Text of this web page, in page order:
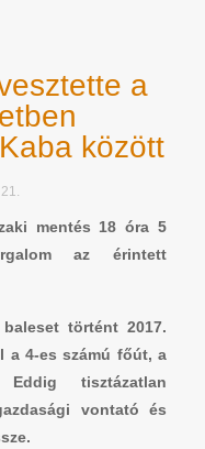
a
között
mentés 18 óra 5
az érintett
történt 2017.
a 4-es számú főút, a
Eddig tisztázatlan
vontató és